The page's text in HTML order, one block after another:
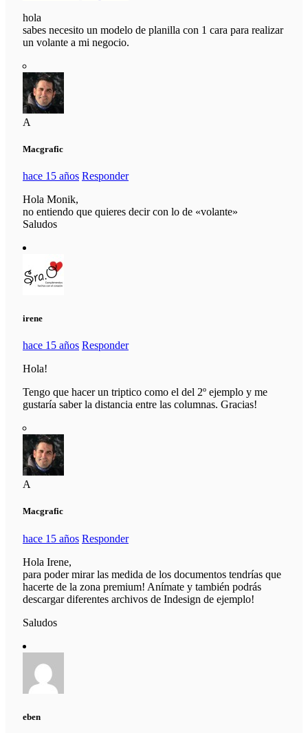
hola
sabes necesito un modelo de planilla con 1 cara para realizar
un volante a mi negocio.
A
Macgrafic
hace 15 años Responder
Hola Monik,
no entiendo que quieres decir con lo de «volante»
Saludos
irene
hace 15 años Responder
Hola!
Tengo que hacer un triptico como el del 2º ejemplo y me
gustaría saber la distancia entre las columnas. Gracias!
A
Macgrafic
hace 15 años Responder
Hola Irene,
para poder mirar las medida de los documentos tendrías que
hacerte de la zona premium! Anímate y también podrás
descargar diferentes archivos de Indesign de ejemplo!
Saludos
eben